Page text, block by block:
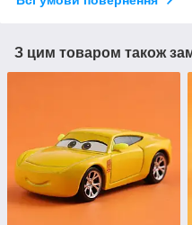
З цим товаром також